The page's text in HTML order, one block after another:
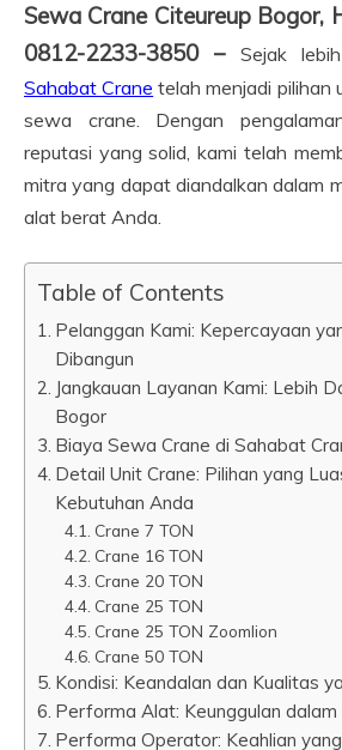
Sewa Crane Citeureup Bogor,
0812-2233-3850 – Sejak
Sahabat Crane telah menjadi pilihan
sewa crane. Dengan
reputasi yang solid, kami telah
mitra yang dapat diandalkan dalam
alat berat Anda.
Table of Contents
Pelanggan Kami: Kepercayaan
Dibangun
Jangkauan Layanan Kami: Lebih
Bogor
Biaya Sewa Crane di Sahabat
Detail Unit Crane: Pilihan yang
Kebutuhan Anda
Crane 7 TON
Crane 16 TON
Crane 20 TON
Crane 25 TON
Crane 25 TON Zoomlion
Crane 50 TON
Kondisi: Keandalan dan Kualitas
Performa Alat: Keunggulan
Performa Operator: Keahlian